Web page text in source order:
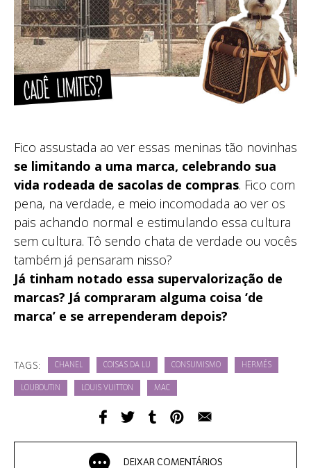
Fico assustada ao ver essas meninas tão novinhas
se limitando a uma marca, celebrando sua
vida rodeada de sacolas de compras. Fico com
pena, na verdade, e meio incomodada ao ver os
pais achando normal e estimulando essa cultura
sem cultura. Tô sendo chata de verdade ou vocês
também já pensaram nisso?
Já tinham notado essa supervalorização de
marcas? Já compraram alguma coisa ‘de
marca’ e se arrependeram depois?
TAGS: CHANEL COISAS DA LU CONSUMISMO HERMÉS
LOUBOUTIN LOUIS VUITTON MAC
DEIXAR COMENTÁRIOS